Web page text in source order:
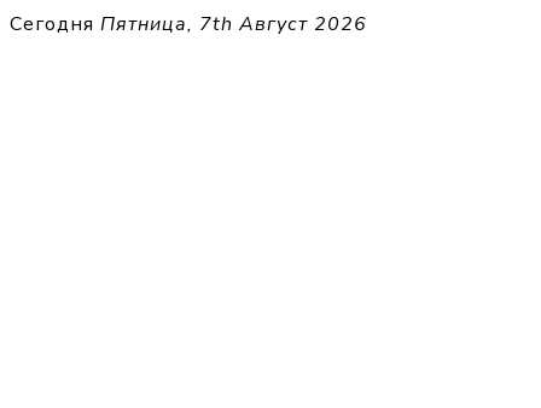
Перейти
Сегодня Пятница, 7th Август 2026